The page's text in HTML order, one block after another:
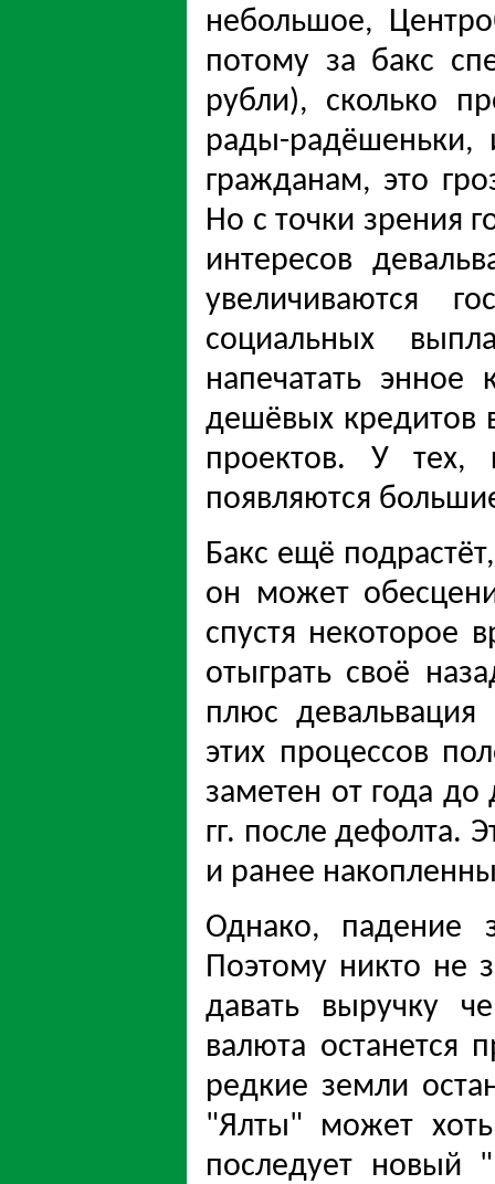
небольшое,
потому за бакс
рубли), сколько
рады-
гражданам, это
Но с точки зрения
интересов
увеличиваются
социальных
напечатать энное
дешёвых кредитов
проектов. У тех,
появляются
Бакс ещё
он может
спустя некоторое
отыграть своё
плюс девальвация
этих процессов
заметен от года до
гг. после дефолта.
и ранее
Однако, падение
Поэтому никто не
давать выручку
валюта останется
редкие земли
"Ялты" может хоть
последует новый